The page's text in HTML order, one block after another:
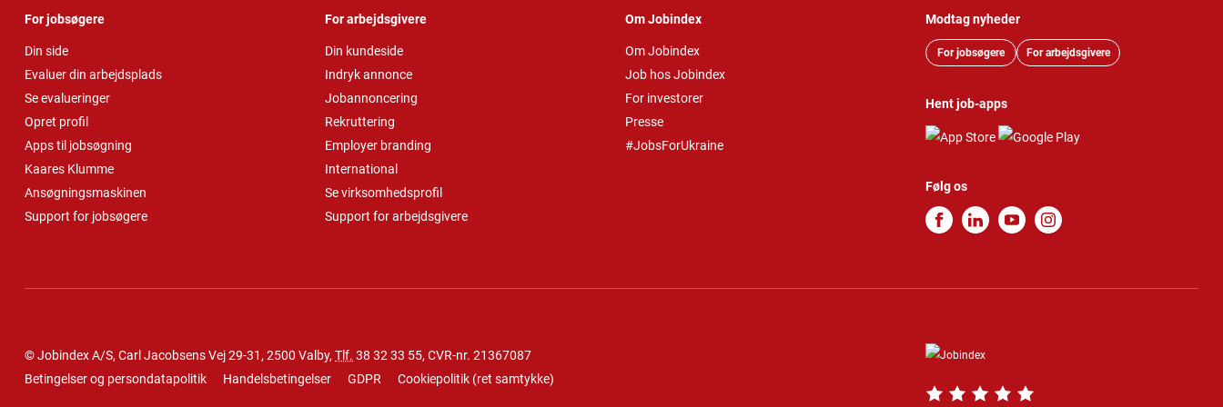
For jobsøgere
Din side
Evaluer din arbejdsplads
Se evalueringer
Opret profil
Apps til jobsøgning
Kaares Klumme
Ansøgningsmaskinen
Support for jobsøgere
For arbejdsgivere
Din kundeside
Indryk annonce
Jobannoncering
Rekruttering
Employer branding
International
Se virksomhedsprofil
Support for arbejdsgivere
Om Jobindex
Om Jobindex
Job hos Jobindex
For investorer
Presse
#JobsForUkraine
Modtag nyheder
For jobsøgere For arbejdsgivere
Hent job-apps
Følg os
© Jobindex A/S, Carl Jacobsens Vej 29-31, 2500 Valby, Tlf. 38 32 33 55, CVR-nr. 21367087
Betingelser og persondatapolitik
Handelsbetingelser GDPR Cookiepolitik (ret samtykke)